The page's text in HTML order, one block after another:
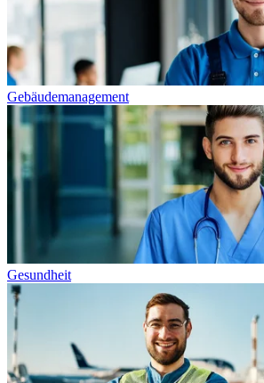
Gebäudemanagement
Gesundheit